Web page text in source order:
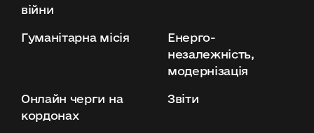
війни
Гуманітарна місія
Енерго-
незалежність,
модернізація
Онлайн черги на
кордонах
Звіти